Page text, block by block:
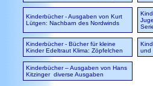
Kinderbücher - Ausgaben von Kurt
Lütgen: Nachbarn des Nordwinds
Kinderbücher - Bücher für kleine
KinderEdeltraut Klima: Zöpfelchen
und
Kinderbücher – Ausgaben von Hans
Kitzingerdiverse Ausgaben